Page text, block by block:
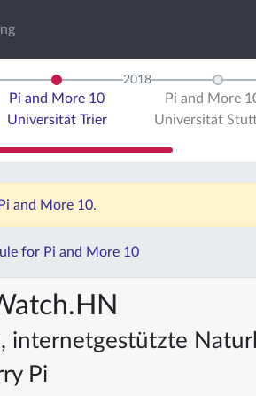
Pi and More 10
Universität Trier
2018
Pi and More
Universität
and More 10.
for Pi and More 10
internetgestützte
Pi